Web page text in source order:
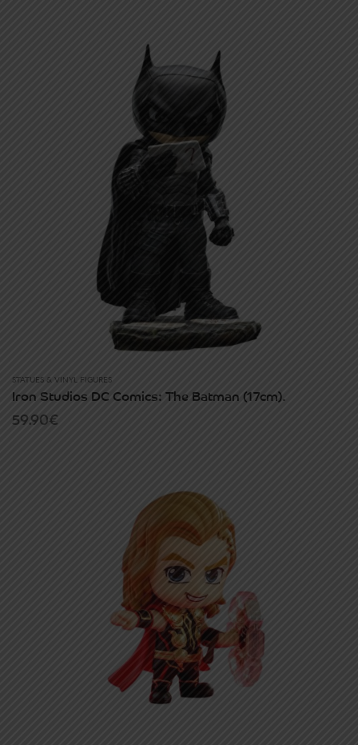
STATUES & VINYL FIGURES
Iron Studios DC Comics: The Batman (17cm).
59.90€
ABOUT ΜΈΘΟΔΟΙ ΠΛΗΡΩΜΉΣ
ΤΡΌΠΟΙ ΑΠΟΣΤΟΛΉΣ
ΠΡΟΣΩΠΙΚΆ ΔΕΔΟΜΈΝΑ
Powered by Stonewave